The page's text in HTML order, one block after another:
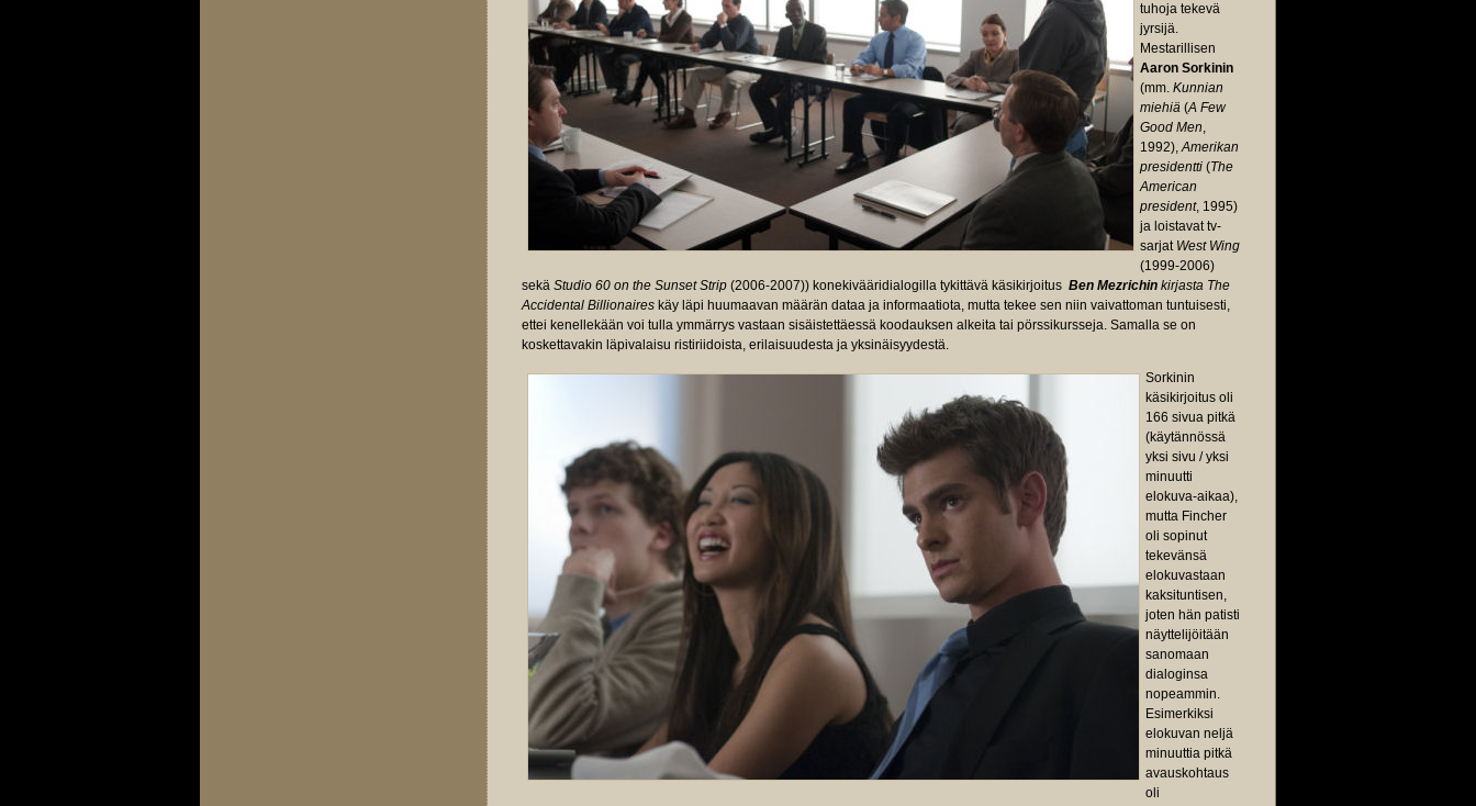
tuhoja tekevä
jyrsijä.
Mestarillisen
Aaron Sorkinin
(mm. Kunnian
miehiä (A Few
Good Men,
1992),Amerikan
presidentti (The
American
president, 1995)
ja loistavat tv-
sarjat West Wing
(1999-2006)
sekä Studio 60 on the Sunset Strip (2006-2007)) konekivääridialogilla tykittävä käsikirjoitus Ben Mezrichin kirjasta The
Accidental Billionaires käy läpi huumaavan määrän dataa ja informaatiota, mutta tekee sen niin vaivattoman tuntuisesti,
ettei kenellekään voi tulla ymmärrys vastaan sisäistettäessä koodauksen alkeita tai pörssikursseja. Samalla se on
koskettavakin läpivalaisu ristiriidoista, erilaisuudesta ja yksinäisyydestä.
Sorkinin
käsikirjoitus oli
166 sivua pitkä
(käytännössä
yksi sivu / yksi
minuutti
elokuva-aikaa),
mutta Fincher
oli sopinut
tekevänsä
elokuvastaan
kaksituntisen,
joten hän patisti
näyttelijöitään
sanomaan
dialoginsa
nopeammin.
Esimerkiksi
elokuvan neljä
minuuttia pitkä
avauskohtaus
oli